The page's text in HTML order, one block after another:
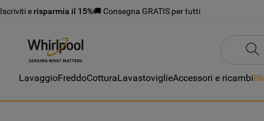
Iscriviti e risparmia il 15%🚚 Consegna GRATIS per tutti
LavaggioFreddoCotturaLavastoviglieAccessori e ricambi